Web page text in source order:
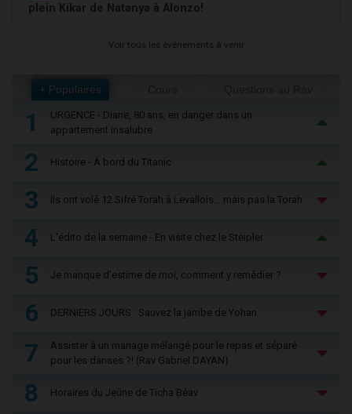
plein Kikar de Natanya à Alonzo!
Voir tous les événements à venir
+ Populaires
1
URGENCE - Diane, 80 ans, en danger dans un
appartement insalubre
2 Histoire - À bord du Titanic
3 Ils ont volé 12 Sifré Torah à Levallois… mais pas la Torah
4 L'édito de la semaine - En visite chez le Steipler
5 Je manque d'estime de moi, comment y remédier ?
6 DERNIERS JOURS : Sauvez la jambe de Yohan
7
Assister à un mariage mélangé pour le repas et séparé
pour les danses ?! (Rav Gabriel DAYAN)
8 Horaires du Jeûne de Ticha Béav